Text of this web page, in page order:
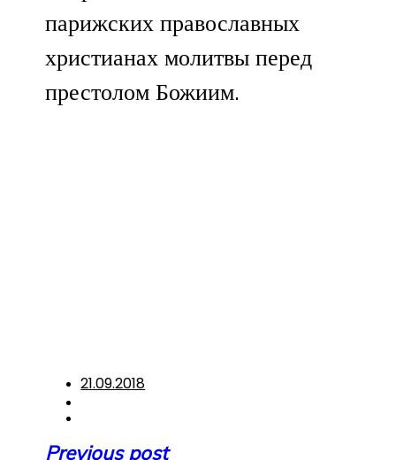
парижских православных
христианах молитвы перед
престолом Божиим.
21.09.2018
Навигация
Previous post